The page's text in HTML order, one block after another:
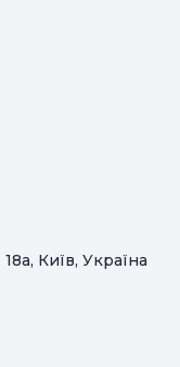
Київ, Україна